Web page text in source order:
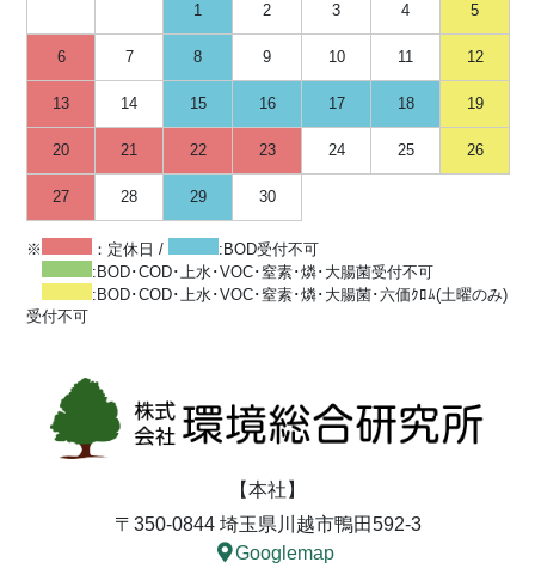
【本社】
〒350-0844 埼玉県川越市鴨田592-3
Googlemap
1 2 3 4 5
6 7 8 9 10 11 12
13 14 15 16 17 18 19
20 21 22 23 24 25 26
27 28 29 30
※ ：定休日 /
:BOD受付不可
:BOD･COD･上水･VOC･窒素･燐･大腸菌受付不可
:BOD･COD･上水･VOC･窒素･燐･大腸菌･六価ｸﾛﾑ(土曜のみ)
受付不可